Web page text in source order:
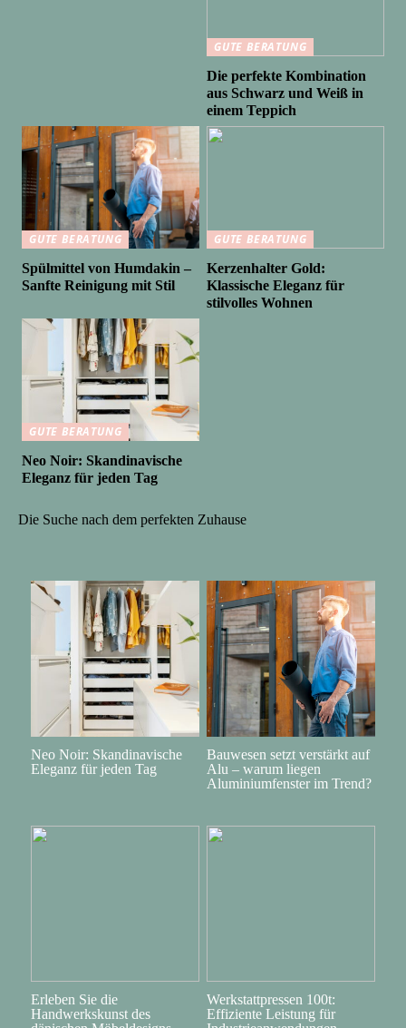
GUTE BERATUNG
Die perfekte Kombination
aus Schwarz und Weiß in
einem Teppich
GUTE BERATUNG
Spülmittel von Humdakin –
Sanfte Reinigung mit Stil
GUTE BERATUNG
Kerzenhalter Gold:
Klassische Eleganz für
stilvolles Wohnen
GUTE BERATUNG
Neo Noir: Skandinavische
Eleganz für jeden Tag
Die Suche nach dem perfekten Zuhause
Neo Noir: Skandinavische
Eleganz für jeden Tag
Bauwesen setzt verstärkt auf
Alu – warum liegen
Aluminiumfenster im Trend?
Erleben Sie die
Handwerkskunst des
Werkstattpressen 100t:
Effiziente Leistung für